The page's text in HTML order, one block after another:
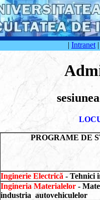
| Intranet
PROGRAME DE
Inginerie Electrică - Tehnici
Ingineria Materialelor -
industria autovehiculelor